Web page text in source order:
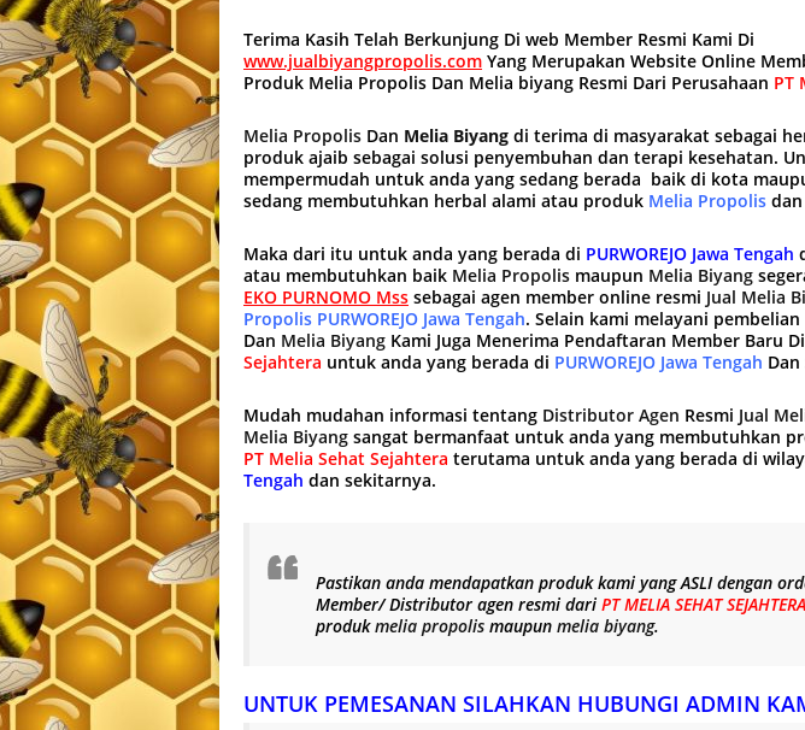
Terima Kasih Telah Berkunjung Di web Member Resmi Kami Di
www.jualbiyangpropolis.com Yang Merupakan Website Online
Produk Melia Propolis Dan Melia biyang Resmi Dari Perusahaan PT
Melia Propolis Dan Melia Biyang di terima di masyarakat sebagai
produk ajaib sebagai solusi penyembuhan dan terapi kesehatan.
mempermudah untuk anda yang sedang berada baik di kota
sedang membutuhkan herbal alami atau produk Melia Propolis dan
Maka dari itu untuk anda yang berada di PURWOREJO Jawa Tengah
atau membutuhkan baik Melia Propolis maupun Melia Biyang
EKO PURNOMO Mss sebagai agen member online resmi Jual Melia
Propolis PURWOREJO Jawa Tengah. Selain kami melayani
Dan Melia Biyang Kami Juga Menerima Pendaftaran Member Baru Di
Sejahtera untuk anda yang berada di PURWOREJO Jawa Tengah
Mudah mudahan informasi tentang Distributor Agen Resmi Jual
Melia Biyang sangat bermanfaat untuk anda yang membutuhkan
PT Melia Sehat Sejahtera terutama untuk anda yang berada di
Tengah dan sekitarnya.
Pastikan anda mendapatkan produk kami yangASLIdengan
Member/ Distributor agen resmi dari PT MELIA SEHAT SEJAHTERA
produkmelia propolis maupun melia biyang.
UNTUK PEMESANAN SILAHKAN HUBUNGI ADMIN